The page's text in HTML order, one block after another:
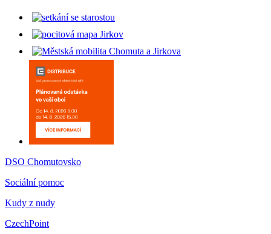
DSO Chomutovsko
Sociální pomoc
Kudy z nudy
CzechPoint